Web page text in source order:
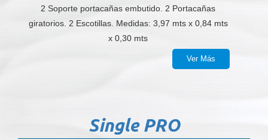
2 Soporte portacañas embutido. 2 Portacañas
giratorios. 2 Escotillas. Medidas: 3,97 mts x 0,84 mts
x 0,30 mts
Ver Más
Single PRO